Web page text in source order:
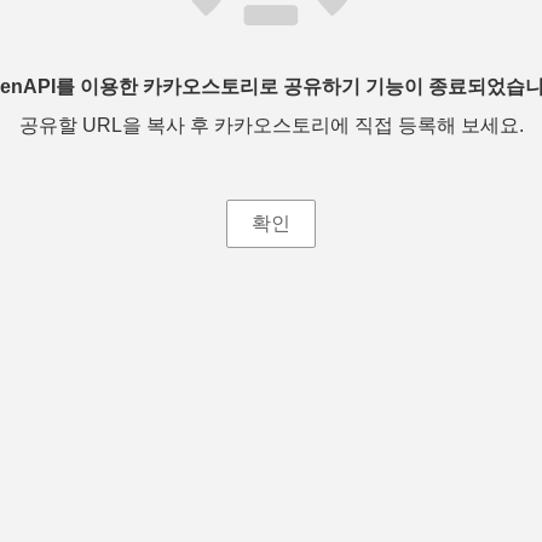
를 이용한 카카오스토리로 공유하기 기능이 종료되었습
공유할 URL을 복사 후 카카오스토리에 직접 등록해 보세요.
확인